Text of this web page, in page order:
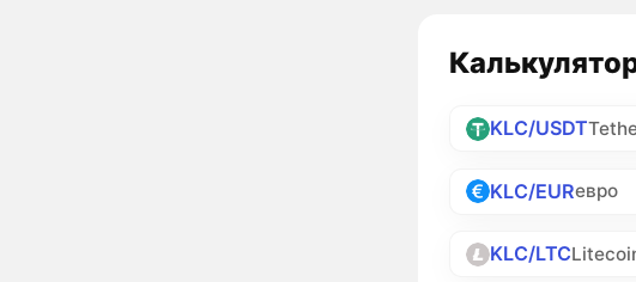
KLC/USDT
KLC/EURевро
KLC/LTC